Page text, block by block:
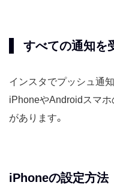
すべての通知を
インスタでプッシュ通
iPhoneやAndroidスマ
があります。
iPhoneの設定方法